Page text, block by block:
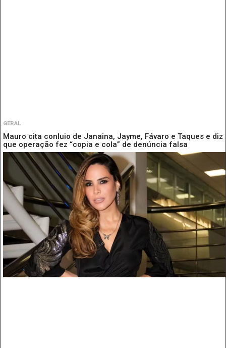
GERAL
Mauro cita conluio de Janaina, Jayme, Fávaro e Taques e diz
que operação fez “copia e cola” de denúncia falsa